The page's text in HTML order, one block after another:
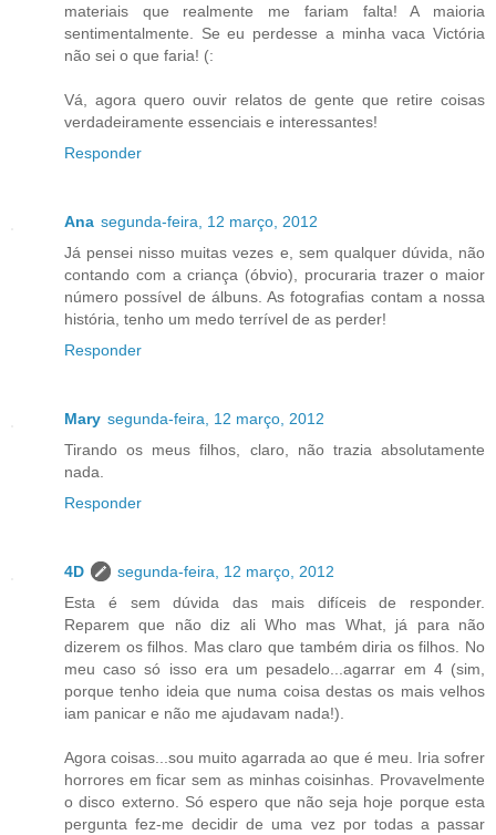
materiais que realmente me fariam falta! A maioria
sentimentalmente. Se eu perdesse a minha vaca Victória
não sei o que faria! (:
Vá, agora quero ouvir relatos de gente que retire coisas
verdadeiramente essenciais e interessantes!
Responder
Ana segunda-feira, 12 março, 2012
Já pensei nisso muitas vezes e, sem qualquer dúvida, não
contando com a criança (óbvio), procuraria trazer o maior
número possível de álbuns. As fotografias contam a nossa
história, tenho um medo terrível de as perder!
Responder
Mary segunda-feira, 12 março, 2012
Tirando os meus filhos, claro, não trazia absolutamente
nada.
Responder
4D
segunda-feira, 12 março, 2012
Esta é sem dúvida das mais difíceis de responder.
Reparem que não diz ali Who mas What, já para não
dizerem os filhos. Mas claro que também diria os filhos. No
meu caso só isso era um pesadelo...agarrar em 4 (sim,
porque tenho ideia que numa coisa destas os mais velhos
iam panicar e não me ajudavam nada!).
Agora coisas...sou muito agarrada ao que é meu. Iria sofrer
horrores em ficar sem as minhas coisinhas. Provavelmente
o disco externo. Só espero que não seja hoje porque esta
pergunta fez-me decidir de uma vez por todas a passar